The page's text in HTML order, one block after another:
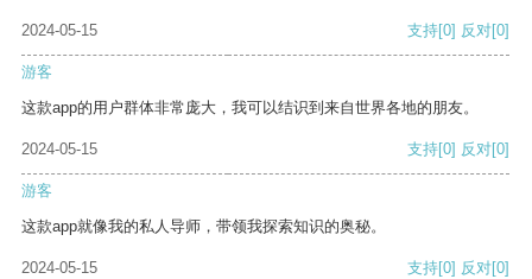
2024-05-15 支持[0] 反对[0]
游客
这款app的用户群体非常庞大，我可以结识到来自世界各地的朋友。
2024-05-15 支持[0] 反对[0]
游客
这款app就像我的私人导师，带领我探索知识的奥秘。
2024-05-15 支持[0] 反对[0]